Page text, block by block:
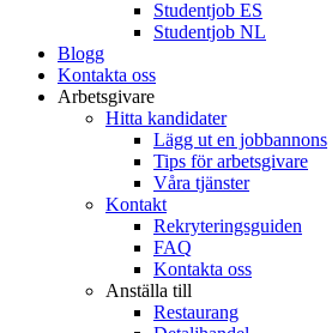
Studentjob ES
Studentjob NL
Blogg
Kontakta oss
Arbetsgivare
Hitta kandidater
Lägg ut en jobbannons
Tips för arbetsgivare
Våra tjänster
Kontakt
Rekryteringsguiden
FAQ
Kontakta oss
Anställa till
Restaurang